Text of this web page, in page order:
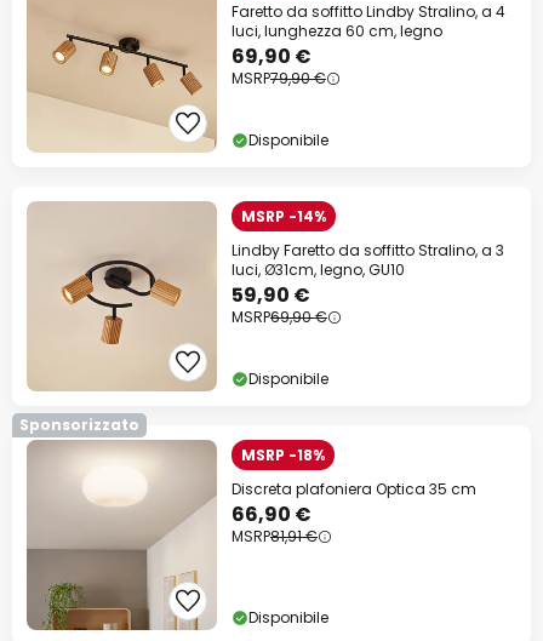
Faretto da soffitto Lindby Stralino, a 4
luci, lunghezza 60 cm, legno
69,90 €
MSRP79,90 €
Disponibile
MSRP -14%
Lindby Faretto da soffitto Stralino, a 3
luci, Ø31cm, legno, GU10
59,90 €
MSRP69,90 €
Disponibile
Sponsorizzato
MSRP -18%
Discreta plafoniera Optica 35 cm
66,90 €
MSRP81,91 €
Disponibile